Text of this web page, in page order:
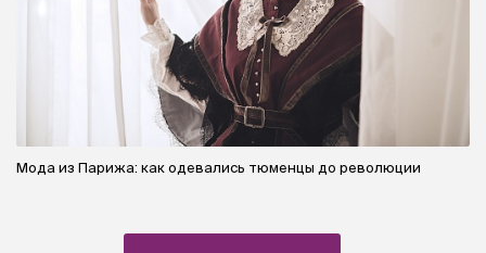
Мода из Парижа: как одевались тюменцы до революции